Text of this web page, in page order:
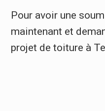
Pour avoir une
maintenant et
projet de toiture à